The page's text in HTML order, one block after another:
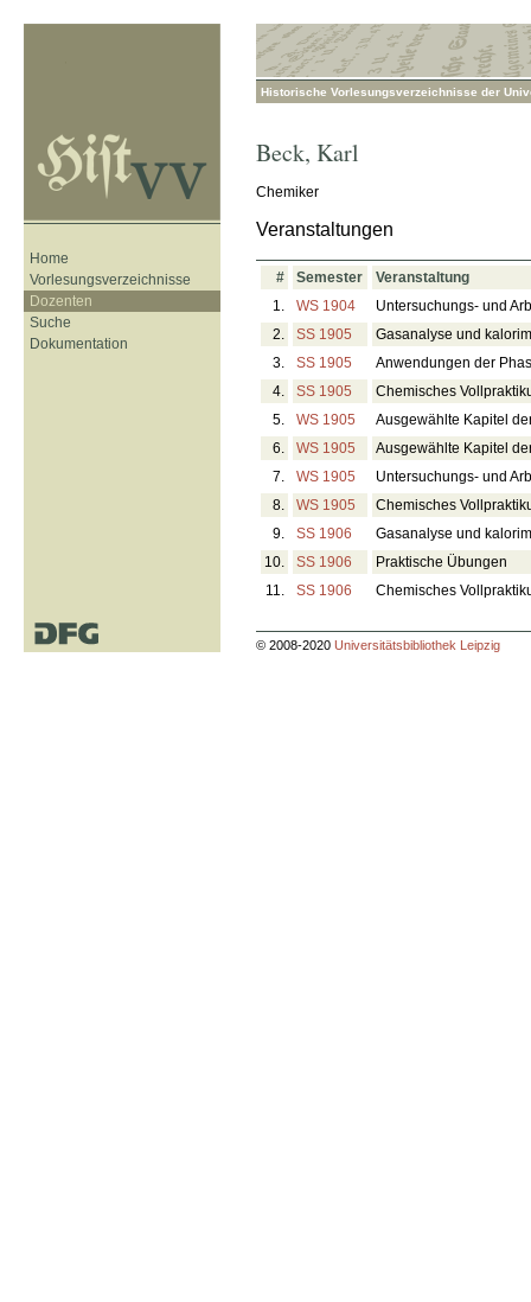
Historische Vorlesungsverzeichnisse der
Beck, Karl
Chemiker
Veranstaltungen
# Semester
Veranstaltung
1.
WS 1904
Untersuchungs- und
2.
SS 1905
Gasanalyse und
3.
SS 1905
Anwendungen der
4.
SS 1905
Chemisches
5.
WS 1905
Ausgewählte Kapitel
6.
WS 1905
Ausgewählte Kapitel
7.
WS 1905
Untersuchungs- und
8.
WS 1905
Chemisches
9.
SS 1906
Gasanalyse und
10.
SS 1906
Praktische Übungen
11.
SS 1906 Chemisches
Home
Vorlesungsverzeichnisse
Dozenten
Suche
Dokumentation
© 2008-2020 Universitätsbibliothek Leipzig